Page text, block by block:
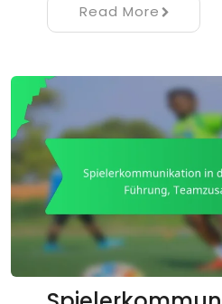
Read More